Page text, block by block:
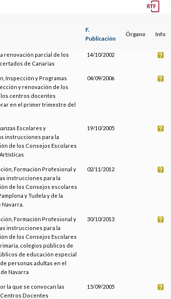
F.
Publicación
Órgano Info
renovación parcial de los
de Canarias
14/10/2002
Inspección y Programas
y renovación de los
centros docentes
en el primer trimestre del
04/09/2006
Escolares y
instrucciones para la
de los Consejos Escolares
19/10/2005
Formación Profesional y
instrucciones para la
de los Consejos escolares
y Tudela y de la
02/11/2012
Formación Profesional y
instrucciones para la
de los Consejos Escolares
colegios públicos de
de educación especial
personas adultas en el
Navarra
30/10/2013
la que se convocan las
Docentes
15/09/2005